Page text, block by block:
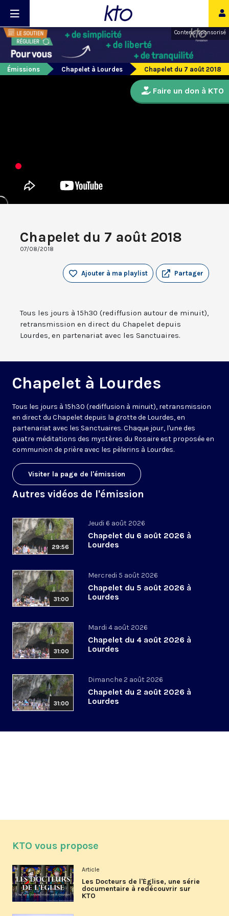
Contenu sponsorisé
Émissions Chapelet à Lourdes Chapelet du 7 août 2018
Chapelet du 7 août 2018
07/08/2018
Partager
Ajouter à ma playlist
Tous les jours à 15h30 (rediffusion autour de minuit),
retransmission en direct du Chapelet depuis
Lourdes, en partenariat avec les Sanctuaires.
Chapelet à Lourdes
Tous les jours à 15h30 (rediffusion à minuit), retransmission
en direct du Chapelet depuis la grotte de Lourdes, en
partenariat avec les Sanctuaires. Chaque jour, l'une des
quatre méditations des mystères du Rosaire est proposée en
communion de prière avec les pèlerins à Lourdes.
Visiter la page de l'émission
Autres vidéos de l'émission
29:56
Jeudi 6 août 2026
Chapelet du 6 août 2026 à
Lourdes
31:00
Mercredi 5 août 2026
Chapelet du 5 août 2026 à
Lourdes
31:00
Mardi 4 août 2026
Chapelet du 4 août 2026 à
Lourdes
31:00
Dimanche 2 août 2026
Chapelet du 2 août 2026 à
Lourdes
Faire un don à KTO
KTO vous propose
Article
Les Docteurs de l'Église, une série
documentaire à redécouvrir sur
KTO